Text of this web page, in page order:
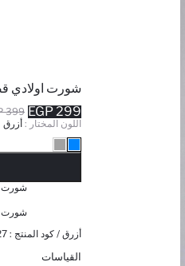
شورت اولادي
399 EGP 299 EGP
اللون المختار : أزرق
شورت
شورت
أزرق / كود المنتج :
القياسات